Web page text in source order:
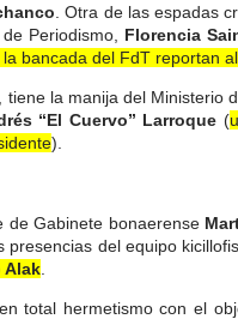
. Otra de las espadas
Periodismo, Florencia
bancada del FdT reportan
tiene la manija del Ministerio
“El Cuervo” Larroque (
).
de Gabinete bonaerense
presencias del equipo
Alak
total hermetismo con el